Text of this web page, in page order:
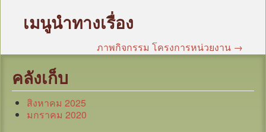
เมนูนำทางเรื่อง
ภาพกิจกรรม โครงการหน่วยงาน →
คลังเก็บ
สิงหาคม 2025
มกราคม 2020